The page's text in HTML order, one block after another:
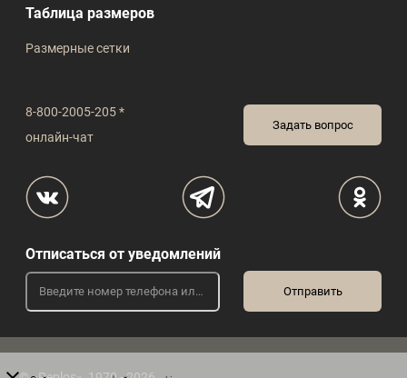
8-800-2005-205 *
онлайн-чат
Задать вопрос
Таблица размеров
Размерные сетки
Отписаться от уведомлений